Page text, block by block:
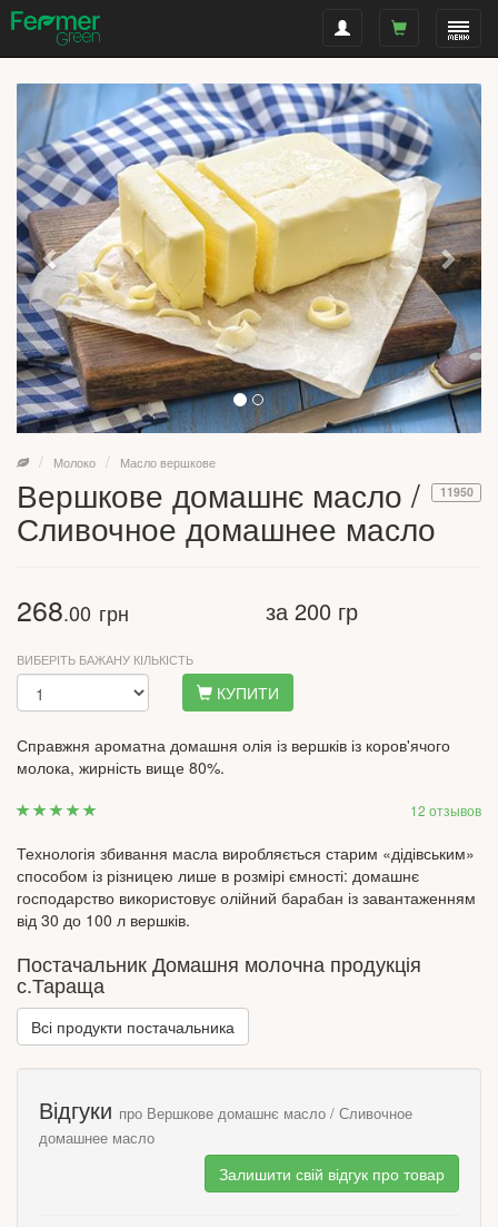
Молоко Масло вершкове
11950
Вершкове домашнє масло /
Сливочное домашнее масло
268.00 грн за 200 гр
ВИБЕРІТЬ БАЖАНУ КІЛЬКІСТЬ
КУПИТИ
Справжня ароматна домашня олія із вершків із коров'ячого
молока, жирність вище 80%.
12 отзывов
Технологія збивання масла виробляється старим «дідівським»
способом із різницею лише в розмірі ємності: домашнє
господарство використовує олійний барабан із завантаженням
від 30 до 100 л вершків.
Постачальник Домашня молочна продукція
с.Тараща
Всі продукти постачальника
Відгуки про Вершкове домашнє масло / Сливочное
домашнее масло
Залишити свій відгук про товар